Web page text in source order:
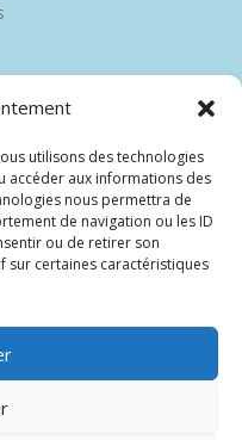
utilisons des technologies
accéder aux informations des
nous permettra de
de navigation ou les ID
ou de retirer son
sur certaines caractéristiques